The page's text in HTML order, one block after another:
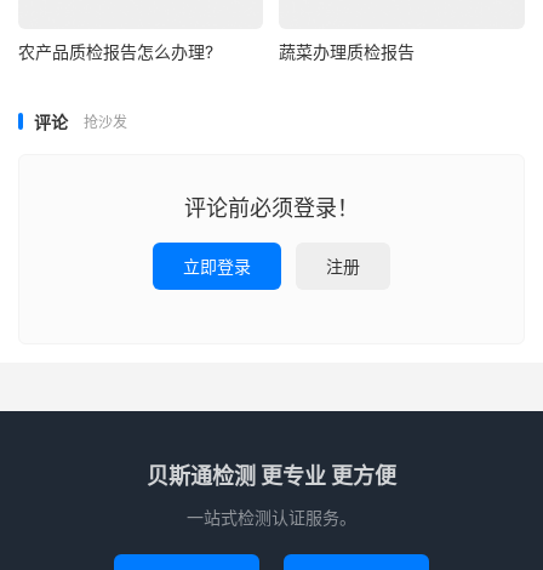
农产品质检报告怎么办理? 蔬菜办理质检报告
评论 抢沙发
评论前必须登录！
立即登录 注册
贝斯通检测 更专业 更方便
一站式检测认证服务。